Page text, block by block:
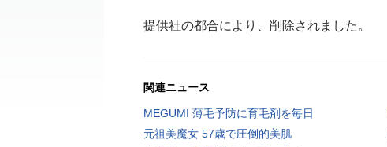
提供社の都合により、削除されました。
関連ニュース
MEGUMI 薄毛予防に育毛剤を毎日
元祖美魔女 57歳で圧倒的美肌